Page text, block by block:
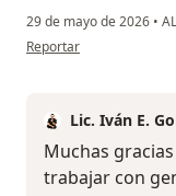
29 de mayo de 2026 •
en opinión del usuario
Reportar
Lic. Iván E.
Muchas
trabajar con